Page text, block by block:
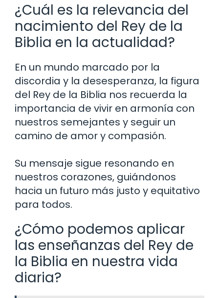
¿Cuál es la relevancia del
nacimiento del Rey de la
Biblia en la actualidad?
En un mundo marcado por la
discordia y la desesperanza, la figura
del Rey de la Biblia nos recuerda la
importancia de vivir en armonía con
nuestros semejantes y seguir un
camino de amor y compasión.
Su mensaje sigue resonando en
nuestros corazones, guiándonos
hacia un futuro más justo y equitativo
para todos.
¿Cómo podemos aplicar
las enseñanzas del Rey de
la Biblia en nuestra vida
diaria?